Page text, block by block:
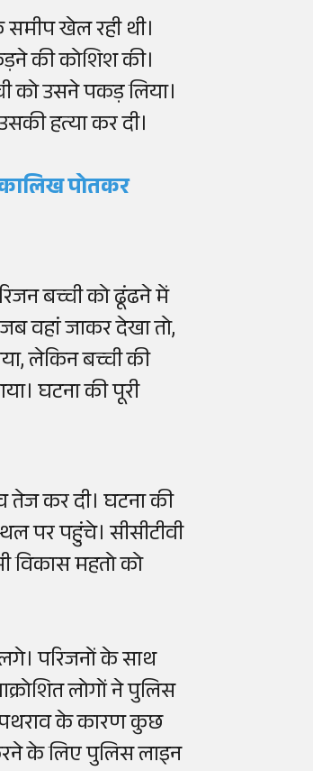
खेल रही थी।
की कोशिश की।
को उसने पकड़ लिया।
हत्या कर दी।
कालिख पोतकर
बच्ची को ढूंढने में
वहां जाकर देखा तो,
लेकिन बच्ची की
घटना की पूरी
तेज कर दी। घटना की
पर पहुंचे। सीसीटीवी
महतो को
परिजनों के साथ
लोगों ने पुलिस
पथराव के कारण कुछ
के लिए पुलिस लाइन